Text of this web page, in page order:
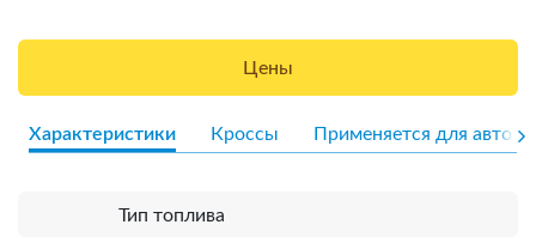
Цены
Характеристики Кроссы Применяется для авто
Тип топлива